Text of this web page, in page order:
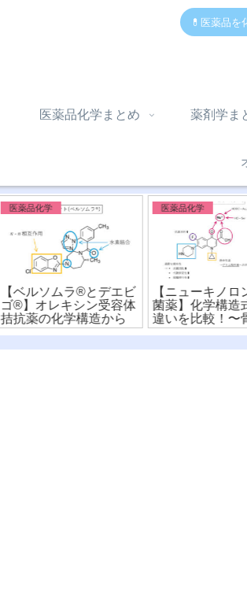
💊医薬品を
医薬品化学まとめ 薬剤学ま
医薬品化学
【ニューキノロン系抗
菌薬】化学構造式から
違いを比較！〜骨格と
構造活性相関〜
医薬品化学
【シスプラチン(
剤)】化学構造と
酸化数・配位結
用機序を詳しく